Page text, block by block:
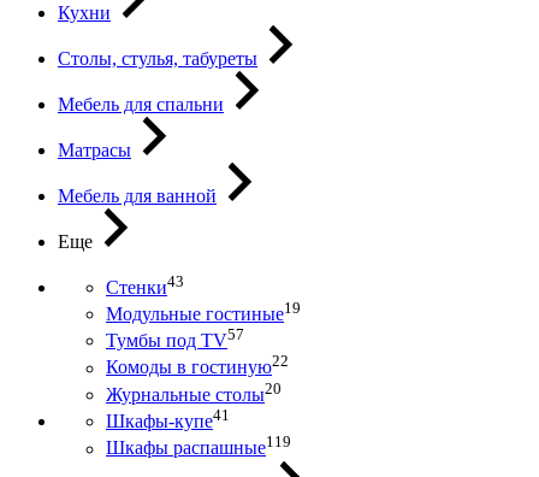
Кухни
Столы, стулья, табуреты
Мебель для спальни
Матрасы
Мебель для ванной
Еще
Стенки43
Модульные гостиные19
Тумбы под ТV57
Комоды в гостиную22
Журнальные столы20
Шкафы-купе41
Шкафы распашные119